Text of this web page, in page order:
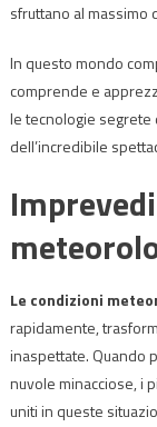
sfruttano al massimo
In questo mondo
comprende e
le tecnologie segrete
dell’incredibile
Le condizioni
rapidamente,
inaspettate. Quando
nuvole minacciose, i
uniti in queste